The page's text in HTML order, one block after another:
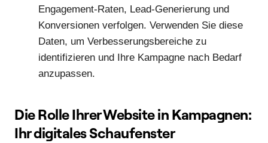
Engagement-Raten, Lead-Generierung und
Konversionen verfolgen. Verwenden Sie diese
Daten, um Verbesserungsbereiche zu
identifizieren und Ihre Kampagne nach Bedarf
anzupassen.
Die Rolle Ihrer Website in Kampagnen:
Ihr digitales Schaufenster